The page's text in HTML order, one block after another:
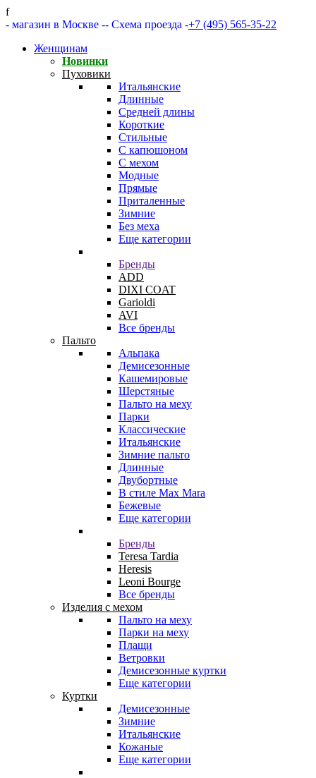
f
- магазин в Москве -- Схема проезда -+7 (495) 565-35-22
Женщинам
Новинки
Пуховики
Итальянские
Длинные
Средней длины
Короткие
Стильные
С капюшоном
С мехом
Модные
Прямые
Приталенные
Зимние
Без меха
Еще категории
Бренды
ADD
DIXI COAT
Garioldi
AVI
Все бренды
Пальто
Альпака
Демисезонные
Кашемировые
Шерстяные
Пальто на меху
Парки
Классические
Итальянские
Зимние пальто
Длинные
Двубортные
В стиле Max Mara
Бежевые
Еще категории
Бренды
Teresa Tardia
Heresis
Leoni Bourge
Все бренды
Изделия с мехом
Пальто на меху
Парки на меху
Плащи
Ветровки
Демисезонные куртки
Еще категории
Куртки
Демисезонные
Зимние
Итальянские
Кожаные
Еще категории